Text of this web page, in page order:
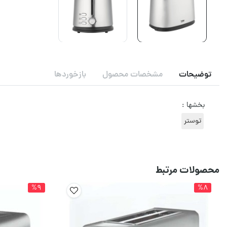
توضیحات مشخصات محصول بازخوردها
بخشها :
توستر
محصولات مرتبط
%8
%9